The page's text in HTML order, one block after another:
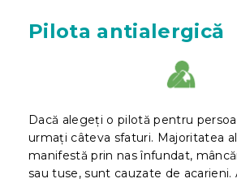
Pilota antialergică
Dacă alegeți o pilotă pentru
urmați câteva sfaturi. Majoritatea
manifestă prin nas înfundat,
sau tuse, sunt cauzate de acarieni.